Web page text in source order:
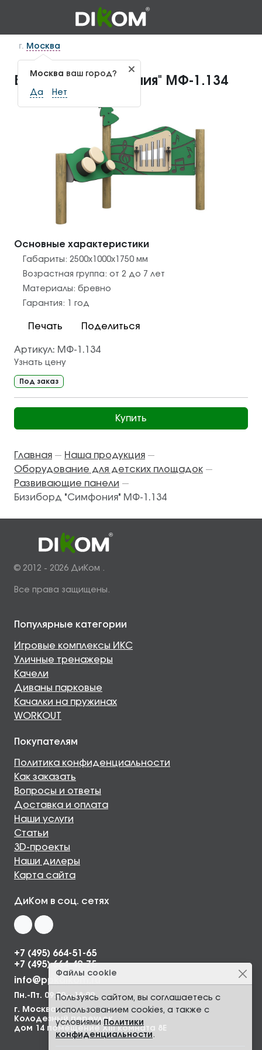
г. Москва
Москва ваш город?
Да Нет
Бизиборд "Симфония" МФ-1.134
Основные характеристики
Габариты: 2500x1000x1750 мм
Возрастная группа: от 2 до 7 лет
Материалы: бревно
Гарантия:
1 год
Печать Поделиться
Артикул: МФ-1.134
Узнать цену
Под заказ
Купить
Главная — Наша продукция —
Оборудование для детских площадок —
Развивающие панели —
Бизиборд "Симфония" МФ-1.134
© 2012 - 2026 ДиКом .
Все права защищены.
Файлы cookie
Пользуясь сайтом, вы соглашаетесь с
использованием cookies, а также с
условиями Политики
конфиденциальности.
Популярные категории
Игровые комплексы ИКС
Уличные тренажеры
Качели
Диваны парковые
Качалки на пружинах
WORKOUT
Покупателям
Политика конфиденциальности
Как заказать
Вопросы и ответы
Доставка и оплата
Наши услуги
Статьи
3D-проекты
Наши дилеры
Карта сайта
ДиКом в соц. сетях
+7 (495) 664-51-65
+7 (495) 664-49-75
info@ppkdikom.ru
Пн.-Пт. 09:00—18:00
г. Москва,
Колодезный переулок,
дом 14 помещение XIII комната 8Е